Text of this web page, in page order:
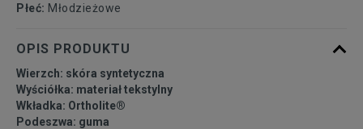
Płeć: Młodzieżowe
OPIS PRODUKTU
Wierzch: skóra syntetyczna
Wyściółka: materiał tekstylny
Wkładka: Ortholite®
Podeszwa: guma